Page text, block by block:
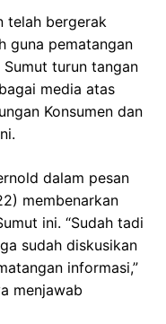
telah bergerak
guna pematangan
turun tangan
media atas
Konsumen dan
dalam pesan
membenarkan
ini. “Sudah tadi
sudah diskusikan
informasi,”
menjawab